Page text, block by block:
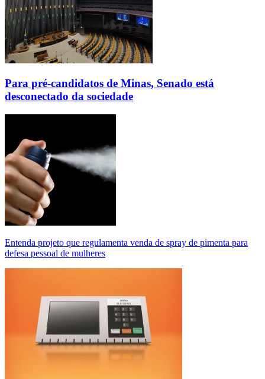
Para pré-candidatos de Minas, Senado está
desconectado da sociedade
Entenda projeto que regulamenta venda de spray de pimenta para
defesa pessoal de mulheres